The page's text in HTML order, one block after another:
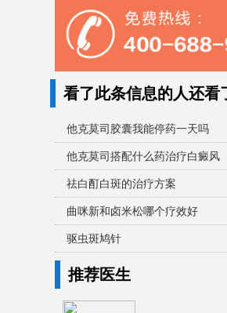
看了此条信息的人还看
他克莫司胶囊我能停药一天吗
他克莫司搭配什么药治疗白癜风
祛白酊白斑的治疗方案
曲咪新和卤米松哪个疗效好
驱虫斑鸠针
推荐医生